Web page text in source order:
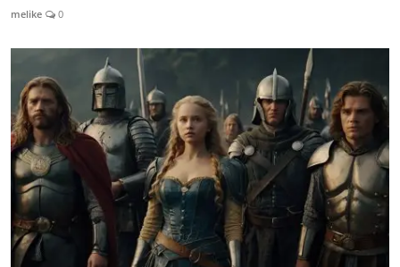
melike 0